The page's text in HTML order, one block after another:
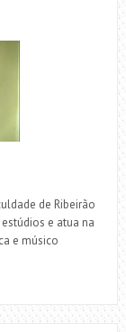
de Ribeirão
e atua na
e músico